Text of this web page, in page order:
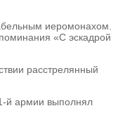
иеромонахом.
«С эскадрой
расстрелянный
й армии выполнял